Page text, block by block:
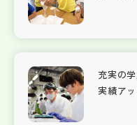
充実の
実績ア